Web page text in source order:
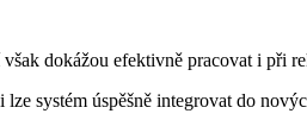
dokážou efektivně pracovat i při
systém úspěšně integrovat do